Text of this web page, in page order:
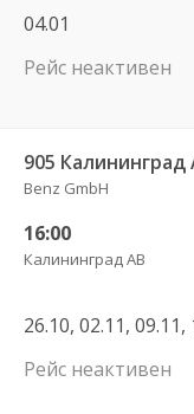
04.01
Рейс неактивен
905
Benz GmbH
16:00
Калининград АВ
Рейс неактивен